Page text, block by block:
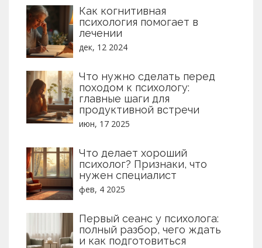
Как когнитивная
психология помогает в
лечении
дек, 12 2024
Что нужно сделать перед
походом к психологу:
главные шаги для
продуктивной встречи
июн, 17 2025
Что делает хороший
психолог? Признаки, что
нужен специалист
фев, 4 2025
Первый сеанс у психолога:
полный разбор, чего ждать
и как подготовиться